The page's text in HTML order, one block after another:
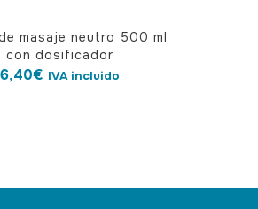
masaje neutro 500 ml
con dosificador
6,40€ IVA incluido